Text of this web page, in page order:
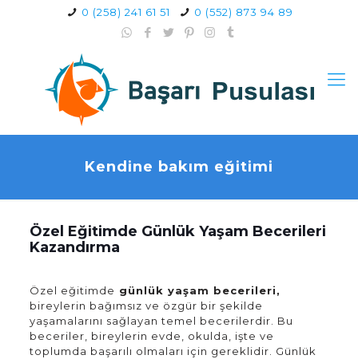
0 (258) 241 61 51 0 (552) 873 94 89
Kendine bakım eğitimi
Özel Eğitimde Günlük Yaşam Becerileri
Kazandırma
Özel eğitimde günlük yaşam becerileri,
bireylerin bağımsız ve özgür bir şekilde
yaşamalarını sağlayan temel becerilerdir. Bu
beceriler, bireylerin evde, okulda, işte ve
toplumda başarılı olmaları için gereklidir. Günlük